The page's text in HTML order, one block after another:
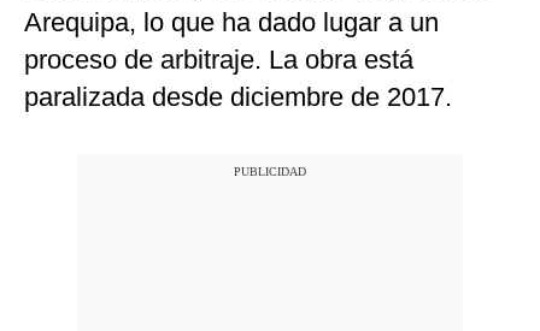
Arequipa, lo que ha dado lugar a un
proceso de arbitraje. La obra está
paralizada desde diciembre de 2017.